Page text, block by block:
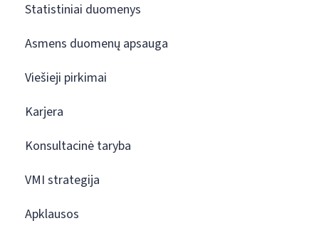
Statistiniai duomenys
Asmens duomenų apsauga
Viešieji pirkimai
Karjera
Konsultacinė taryba
VMI strategija
Apklausos